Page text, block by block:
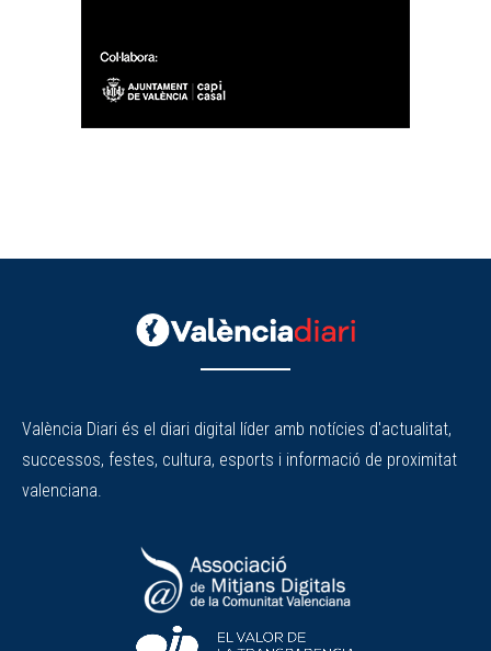
València Diari és el diari digital líder amb notícies d'actualitat,
successos, festes, cultura, esports i informació de proximitat
valenciana.